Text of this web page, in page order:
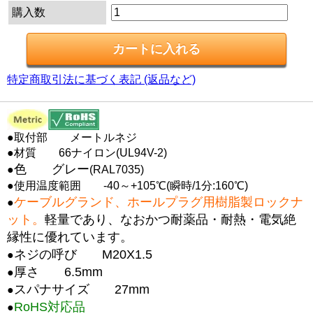
購入数
特定商取引法に基づく表記 (返品など)
●取付部 メートルネジ
●材質 66ナイロン(UL94V-2)
●色 グレー(RAL7035)
●使用温度範囲 -40～+105℃(瞬時/1分:160℃)
●ケーブルグランド、ホールプラグ用樹脂製ロックナ
ット。 軽量であり、なおかつ耐薬品・耐熱・電気絶
縁性に優れています。
●ネジの呼び M20X1.5
●厚さ 6.5mm
● スパナサイズ 27mm
●RoHS対応品